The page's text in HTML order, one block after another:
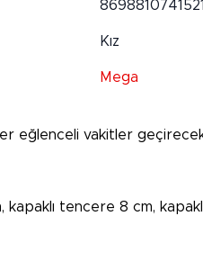
8698810741521
Kız
Mega
eğlenceli vakitler
tencere 8 cm,